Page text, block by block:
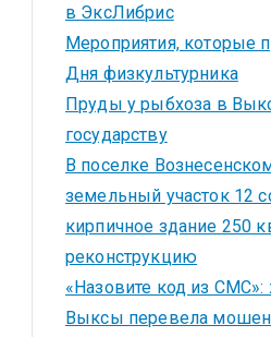
в ЭксЛибрис
Мероприятия, которые
Дня физкультурника
Пруды у рыбхоза в
государству
В поселке
земельный участок 12
кирпичное здание 250
реконструкцию
«Назовите код из СМС»:
Выксы перевела